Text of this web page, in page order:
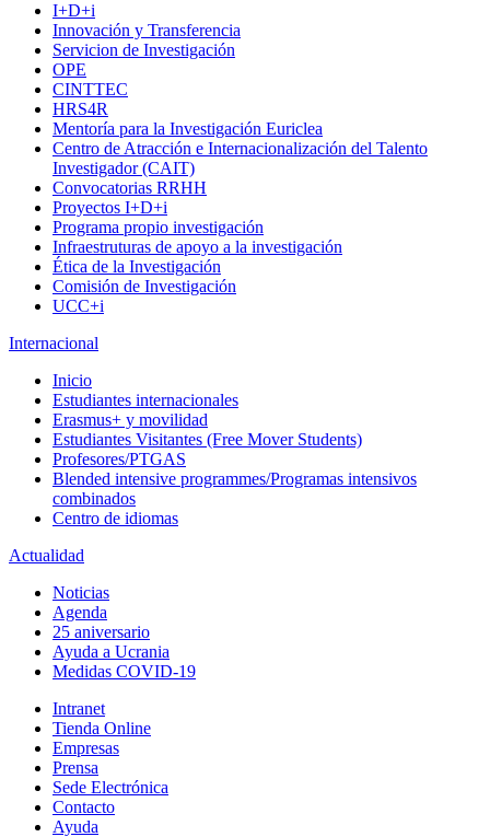
I+D+i
Innovación y Transferencia
Servicion de Investigación
OPE
CINTTEC
HRS4R
Mentoría para la Investigación Euriclea
Centro de Atracción e Internacionalización del Talento
Investigador (CAIT)
Convocatorias RRHH
Proyectos I+D+i
Programa propio investigación
Infraestruturas de apoyo a la investigación
Ética de la Investigación
Comisión de Investigación
UCC+i
Internacional
Inicio
Estudiantes internacionales
Erasmus+ y movilidad
Estudiantes Visitantes (Free Mover Students)
Profesores/PTGAS
Blended intensive programmes/Programas intensivos
combinados
Centro de idiomas
Actualidad
Noticias
Agenda
25 aniversario
Ayuda a Ucrania
Medidas COVID-19
Intranet
Tienda Online
Empresas
Prensa
Sede Electrónica
Contacto
Ayuda